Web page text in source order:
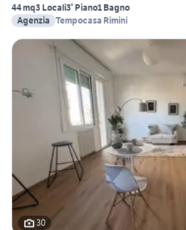
44 mq3 Locali3° Piano1 Bagno
Agenzia Tempocasa Rimini
30